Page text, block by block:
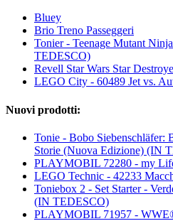
Bluey
Brio Treno Passeggeri
Tonier - Teenage Mutant
TEDESCO)
Revell Star Wars Star
LEGO City - 60489 Jet vs.
Nuovi prodotti:
Tonie - Bobo Siebenschläfer:
Storie (Nuova Edizione) (IN
PLAYMOBIL 72280 - my
LEGO Technic - 42233
Toniebox 2 - Set Starter -
(IN TEDESCO)
PLAYMOBIL 71957 -